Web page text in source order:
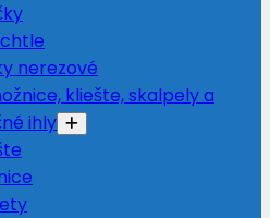
nerezové
kliešte, skalpely a
ihly